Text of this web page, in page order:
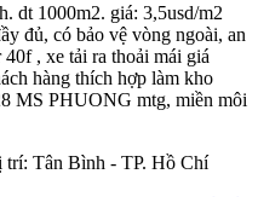
dt 1000m2. giá: 3,5usd/m2
đủ, có bảo vệ vòng ngoài, an
, xe tải ra thoải mái giá
hàng thích hợp làm kho
MS PHUONG mtg, miền môi
trí: Tân Bình - TP. Hồ Chí